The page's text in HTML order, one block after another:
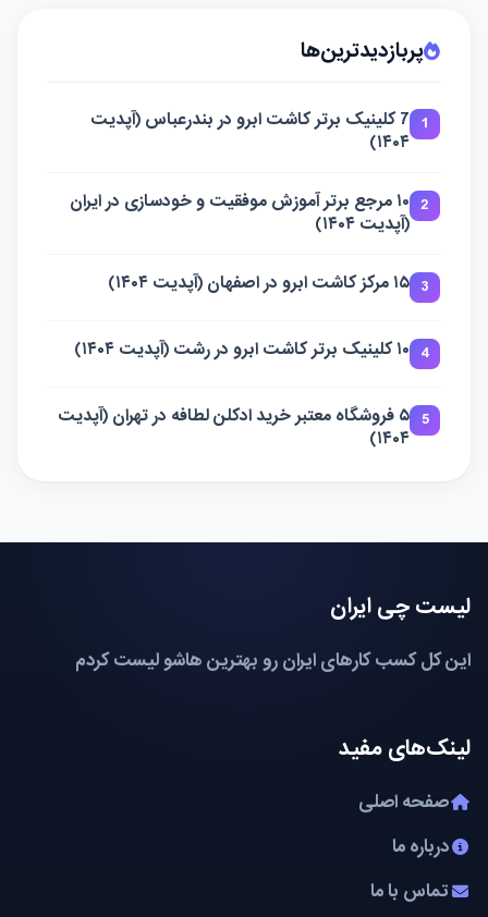
پربازدیدترین‌ها
1
7 کلینیک برتر کاشت ابرو در بندرعباس (آپدیت
۱۴۰۴)
2
۱۰ مرجع برتر آموزش موفقیت و خودسازی در ایران
(آپدیت ۱۴۰۴)
3 ۱۵ مرکز کاشت ابرو در اصفهان (آپدیت ۱۴۰۴)
4 ۱۰ کلینیک برتر کاشت ابرو در رشت (آپدیت ۱۴۰۴)
5
۵ فروشگاه معتبر خرید ادکلن لطافه در تهران (آپدیت
۱۴۰۴)
لیست چی ایران
این کل کسب کارهای ایران رو بهترین هاشو لیست کردم
لینک‌های مفید
صفحه اصلی
درباره ما
تماس با ما